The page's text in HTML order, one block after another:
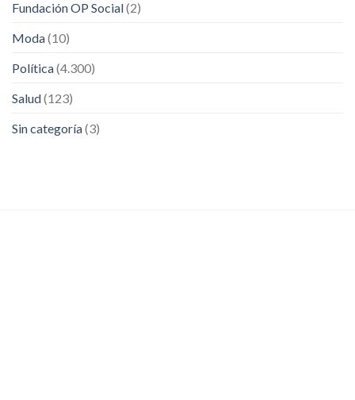
Fundación OP Social(2)
Moda(10)
Política(4.300)
Salud(123)
Sin categoría(3)